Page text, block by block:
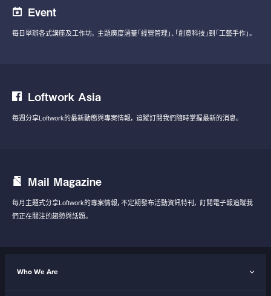
Event
每日舉辦各式講座及工作坊， 主題廣度涵蓋「經營管理」、「創意科技」到「工藝手作」。
Loftwork Asia
每週分享Loftwork的最新動態與專案情報， 追蹤訂閱我們隨時掌握最新的消息。
Mail Magazine
每月主題式分享Loftwork的專案情報，不定期發布活動資訊特刊， 訂閱電子報追蹤我
們正在關注的趨勢與話題。
Who We Are